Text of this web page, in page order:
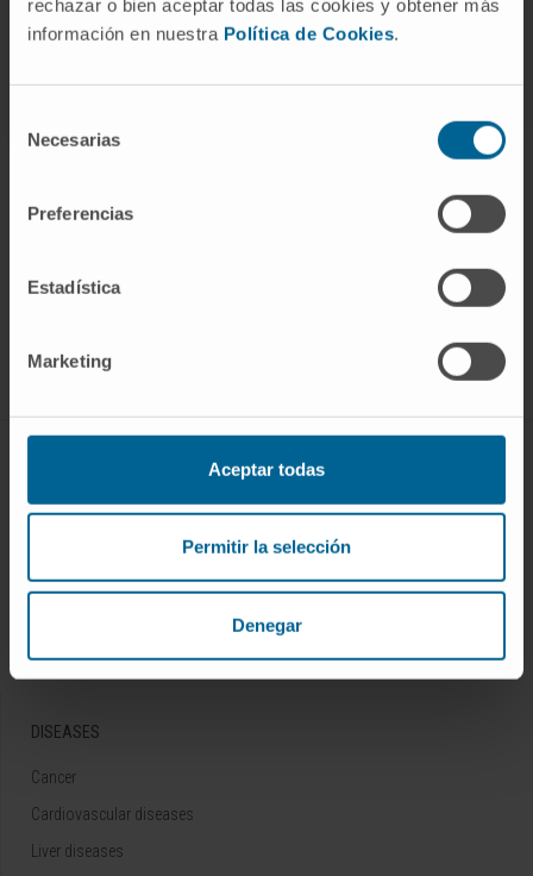
rechazar o bien aceptar todas las cookies y obtener más
información en nuestra Política de Cookies.
Necesarias
Preferencias
Estadística
Marketing
Aceptar todas
Permitir la selección
Denegar
Mechanisms and Targets in liver
carcinogenesis Research Group
SUBSCRIBE
Who we are
Research Center of the Clinica
Campus of the Universidad de Navarra
Transparency Portal
DISEASES
Cancer
Cardiovascular diseases
Liver diseases